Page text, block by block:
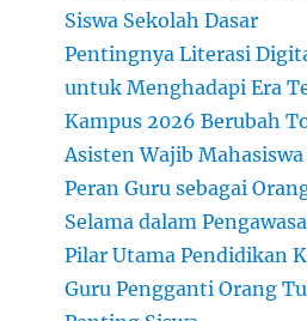
Siswa Sekolah Dasar
Pentingnya Literasi
untuk Menghadapi Era
Kampus 2026 Berubah
Asisten Wajib
Peran Guru sebagai
Selama dalam
Pilar Utama Pendidikan
Guru Pengganti Orang